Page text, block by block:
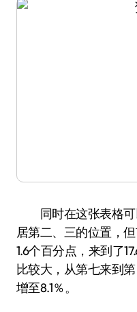
同时在这张表格可
居第二、三的位置，
1.6个百分点，来到了
比较大，从第七来到
增至8.1％。